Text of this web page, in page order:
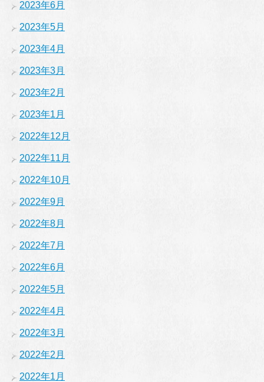
2023年6月
2023年5月
2023年4月
2023年3月
2023年2月
2023年1月
2022年12月
2022年11月
2022年10月
2022年9月
2022年8月
2022年7月
2022年6月
2022年5月
2022年4月
2022年3月
2022年2月
2022年1月